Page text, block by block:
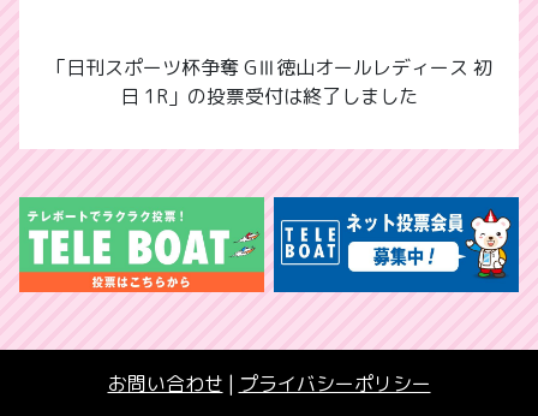
「日刊スポーツ杯争奪 GⅢ徳山オールレディース 初
日 1R」の投票受付は終了しました
お問い合わせ | プライバシーポリシー